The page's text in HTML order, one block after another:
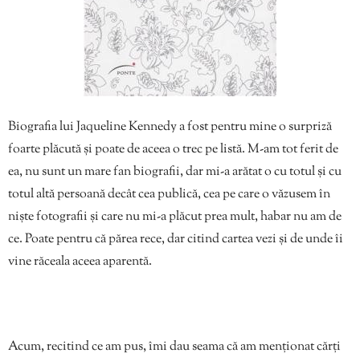
Biografia lui Jaqueline Kennedy a fost pentru mine o surpriză
foarte plăcută și poate de aceea o trec pe listă. M-am tot ferit de
ea, nu sunt un mare fan biografii, dar mi-a arătat o cu totul și cu
totul altă persoană decât cea publică, cea pe care o văzusem în
niște fotografii și care nu mi-a plăcut prea mult, habar nu am de
ce. Poate pentru că părea rece, dar citind cartea vezi și de unde îi
vine răceala aceea aparentă.
Acum, recitind ce am pus, îmi dau seama că am menționat cărți